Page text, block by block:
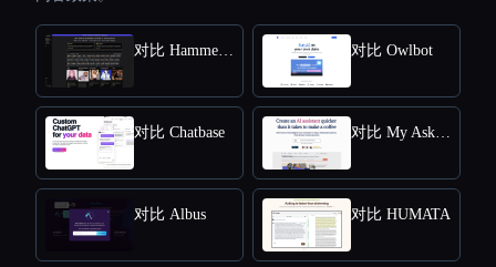
对比 HammerAI 对比 Owlbot
对比 Chatbase 对比 My AskAI
对比 Albus 对比 HUMATA